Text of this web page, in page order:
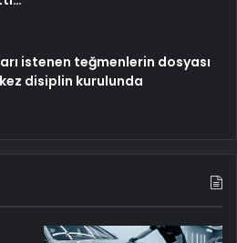
istenen teğmenlerin dosyası
disiplin kurulunda